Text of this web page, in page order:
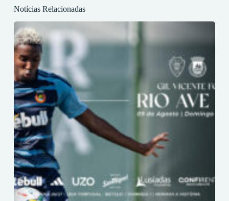
Notícias Relacionadas